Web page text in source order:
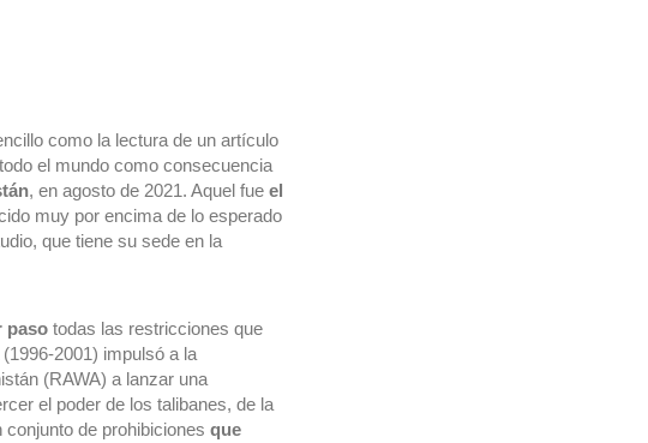
como la lectura de un artículo
el mundo como consecuencia
, en agosto de 2021. Aquel fue el
que tiene su sede en la
paso todas las restricciones que
2001) impulsó a la
(RAWA) a lanzar una
el poder de los talibanes, de la
de prohibiciones que